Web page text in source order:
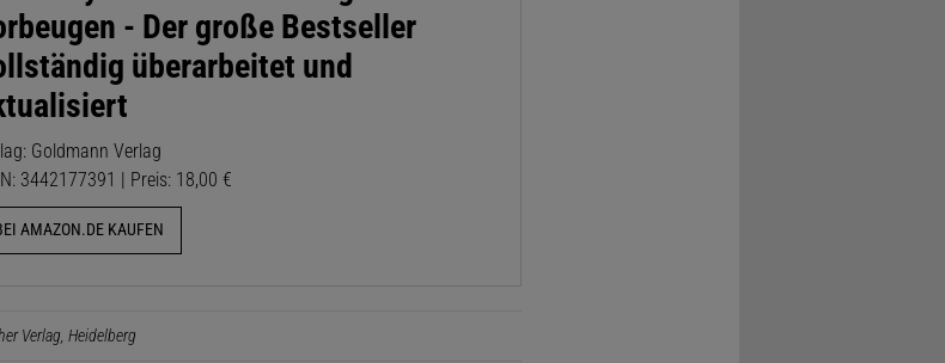
- Der große Bestseller
überarbeitet und
Goldmann Verlag
3442177391 | Preis: 18,00 €
AMAZON.DE KAUFEN
Verlag, Heidelberg